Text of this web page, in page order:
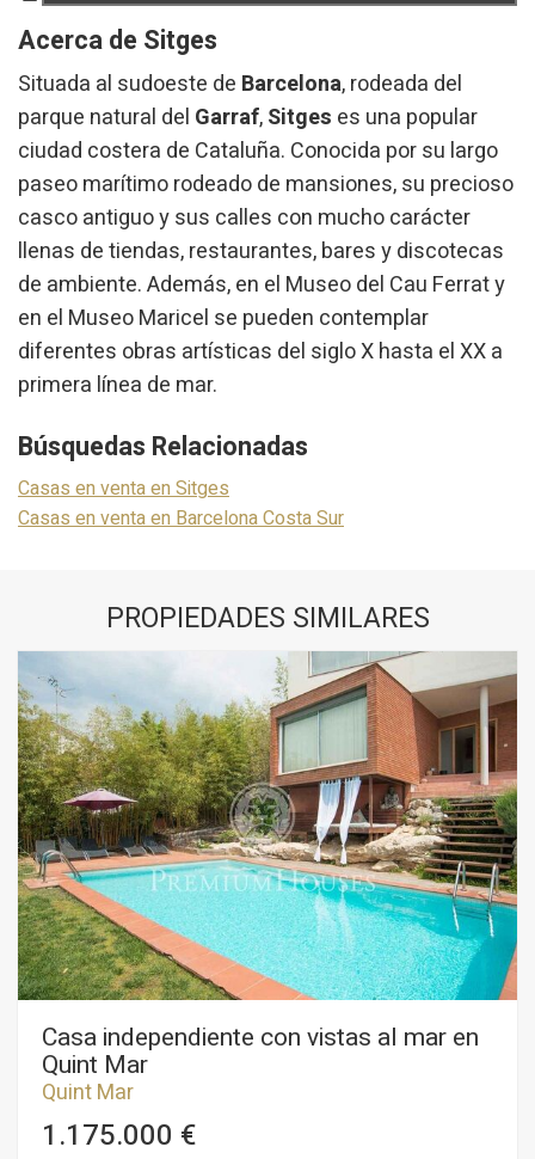
Acerca de Sitges
Situada al sudoeste de Barcelona, rodeada del
parque natural del Garraf,Sitges es una popular
ciudad costera de Cataluña. Conocida por su largo
paseo marítimo rodeado de mansiones, su precioso
casco antiguo y sus calles con mucho carácter
llenas de tiendas, restaurantes, bares y discotecas
de ambiente. Además, en el Museo del Cau Ferrat y
en el Museo Maricel se pueden contemplar
diferentes obras artísticas del siglo X hasta el XX a
primera línea de mar.
Búsquedas Relacionadas
Casas en venta en Sitges
Casas en venta en Barcelona Costa Sur
PROPIEDADES SIMILARES
Casa independiente con vistas al mar en
Quint Mar
Quint Mar
1.175.000 €